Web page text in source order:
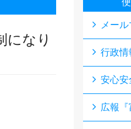
になり
メー
行政情
安心安
広報『